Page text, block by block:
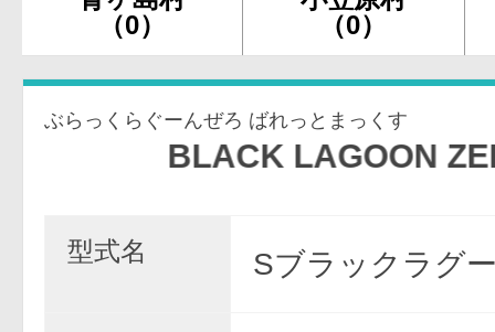
（0）
（0）
ぶらっくらぐーんぜろ ばれっとまっくす
BLACK LAGOON ZERO
型式名 Sブラックラグ